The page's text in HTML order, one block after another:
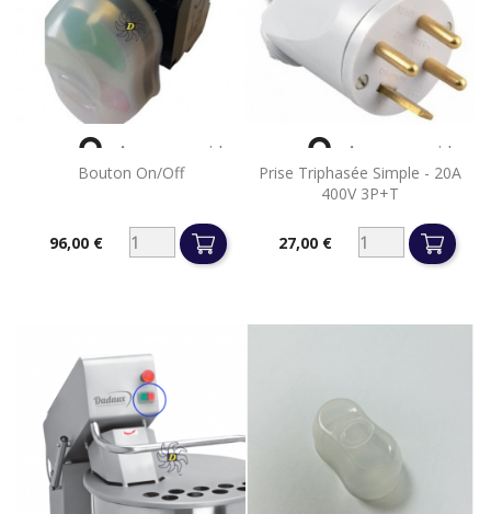
Bouton On/off
Prix96,00 €
 Aperçu rapide
Prise Triphasée Simple - 20A
400V 3P+T
Prix27,00 €
 Aperçu rapide